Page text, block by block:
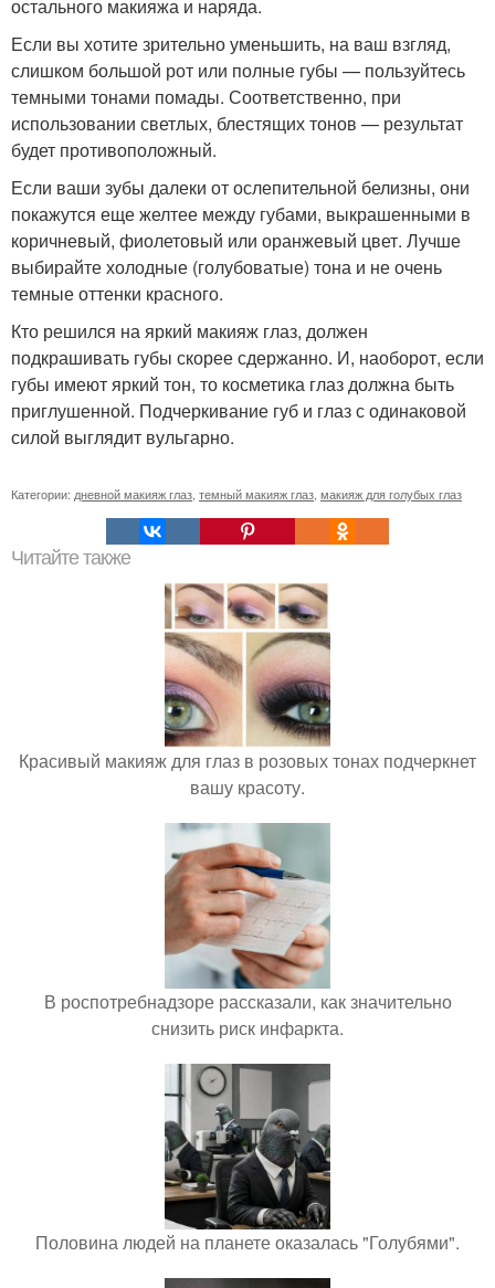
остального макияжа и наряда.
Если вы хотите зрительно уменьшить, на ваш взгляд,
слишком большой рот или полные губы — пользуйтесь
темными тонами помады. Соответственно, при
использовании светлых, блестящих тонов — результат
будет противоположный.
Если ваши зубы далеки от ослепительной белизны, они
покажутся еще желтее между губами, выкрашенными в
коричневый, фиолетовый или оранжевый цвет. Лучше
выбирайте холодные (голубоватые) тона и не очень
темные оттенки красного.
Кто решился на яркий макияж глаз, должен
подкрашивать губы скорее сдержанно. И, наоборот, если
губы имеют яркий тон, то косметика глаз должна быть
приглушенной. Подчеркивание губ и глаз с одинаковой
силой выглядит вульгарно.
Категории: дневной макияж глаз темный макияж глаз макияж для голубых глаз
Читайте также
Красивый макияж для глаз в розовых тонах подчеркнет
вашу красоту.
В роспотребнадзоре рассказали, как значительно
снизить риск инфаркта.
Половина людей на планете оказалась "Голубями".